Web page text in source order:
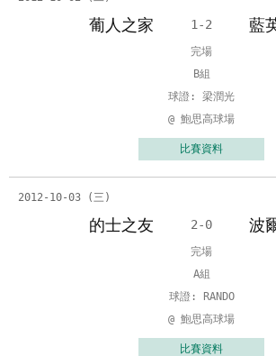
葡人之家 1-2 藍
完場
B組
球證: 梁潤光
@ 鮑思高球場
比賽資料
2012-10-03 (三)
的士之友 2-0 波
完場
A組
球證: RANDO
@ 鮑思高球場
比賽資料